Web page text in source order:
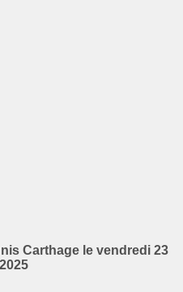
Carthage le vendredi 23